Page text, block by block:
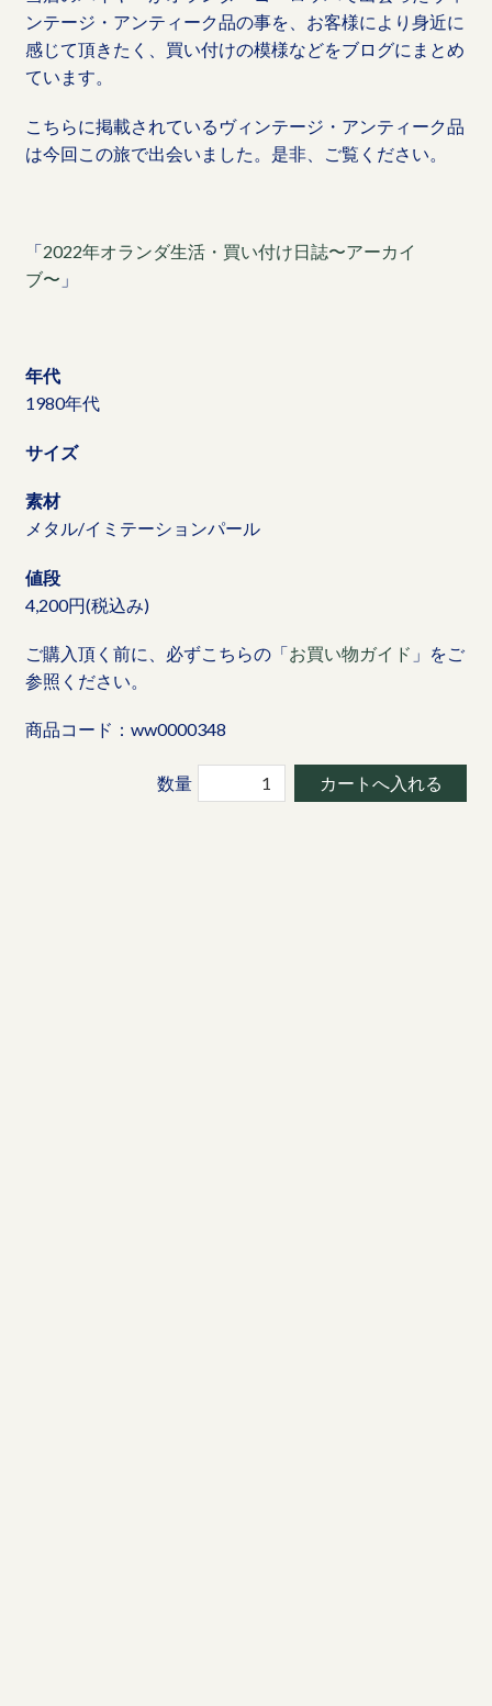
ンテージ・アンティーク品の事を、お客様により身近に
感じて頂きたく、買い付けの模様などをブログにまとめ
ています。
こちらに掲載されているヴィンテージ・アンティーク品
は今回この旅で出会いました。是非、ご覧ください。
「2022年オランダ生活・買い付け日誌〜アーカイ
ブ〜 」
年代
1980年代
サイズ
素材
メタル/イミテーションパール
値段
4,200円(税込み)
ご購入頂く前に、必ずこちらの「お買い物ガイド 」をご
参照ください。
商品コード：ww0000348
数量